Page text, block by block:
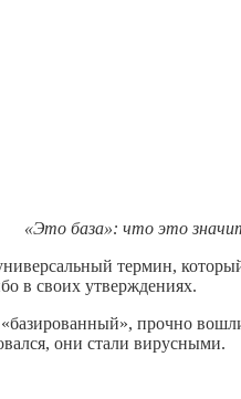
«Это база»: что это
термин,
в своих утверждениях.
прочно
они стали вирусными.